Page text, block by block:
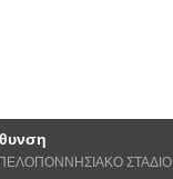
ΣΤΑΔΙΟ